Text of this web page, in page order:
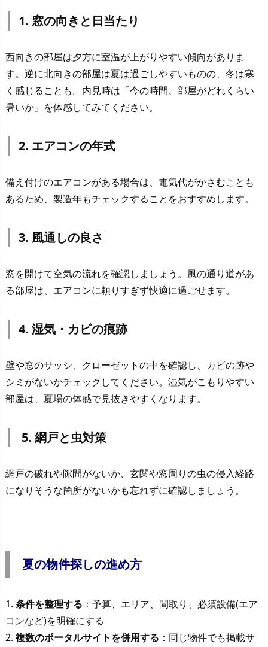
1. 窓の向きと日当たり
西向きの部屋は夕方に室温が上がりやすい傾向がありま
す。逆に北向きの部屋は夏は過ごしやすいものの、冬は寒
く感じることも。内見時は「今の時間、部屋がどれくらい
暑いか」を体感してみてください。
2. エアコンの年式
備え付けのエアコンがある場合は、電気代がかさむことも
あるため、製造年もチェックすることをおすすめします。
3. 風通しの良さ
窓を開けて空気の流れを確認しましょう。風の通り道があ
る部屋は、エアコンに頼りすぎず快適に過ごせます。
4. 湿気・カビの痕跡
壁や窓のサッシ、クローゼットの中を確認し、カビの跡や
シミがないかチェックしてください。湿気がこもりやすい
部屋は、夏場の体感で見抜きやすくなります。
5. 網戸と虫対策
網戸の破れや隙間がないか、玄関や窓周りの虫の侵入経路
になりそうな箇所がないかも忘れずに確認しましょう。
夏の物件探しの進め方
1. 条件を整理する ：予算、エリア、間取り、必須設備(エア
コンなど)を明確にする
2. 複数のポータルサイトを併用する ：同じ物件でも掲載サ